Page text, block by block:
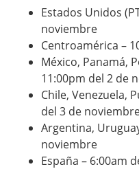
Estados Unidos
noviembre
Centroamérica –
México, Panamá,
11:00pm del 2 de
Chile, Venezuela,
del 3 de
Argentina,
noviembre
España – 6:00am